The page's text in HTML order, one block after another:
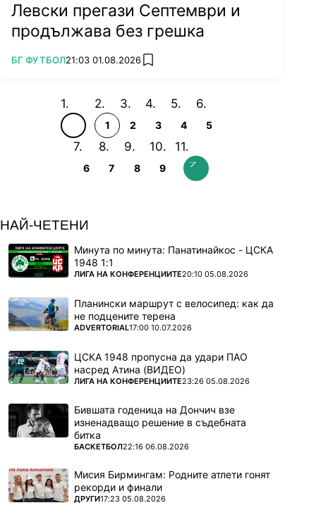
Левски прегази Септември и
продължава без грешка
ПОВЕЧЕ ОТ
БГ ФУТБОЛ21:03 01.08.2026 add favorites
1 2 3 4 5
6 7 8 9
НАЙ-ЧЕТЕНИ
Минута по минута: Панатинайкос - ЦСКА
1948 1:1
ПОВЕЧЕ ОТ
ЛИГА НА КОНФЕРЕНЦИИТЕ20:10 05.08.2026
Планински маршрут с велосипед: как да
не подцените терена
ПОВЕЧЕ ОТ
ADVERTORIAL17:00 10.07.2026
ЦСКА 1948 пропусна да удари ПАО
насред Атина (ВИДЕО)
ПОВЕЧЕ ОТ
ЛИГА НА КОНФЕРЕНЦИИТЕ23:26 05.08.2026
Бившата годеница на Дончич взе
изненадващо решение в съдебната
битка
ПОВЕЧЕ ОТ
БАСКЕТБОЛ22:16 06.08.2026
Мисия Бирмингам: Родните атлети гонят
рекорди и финали
ПОВЕЧЕ ОТ
ДРУГИ17:23 05.08.2026